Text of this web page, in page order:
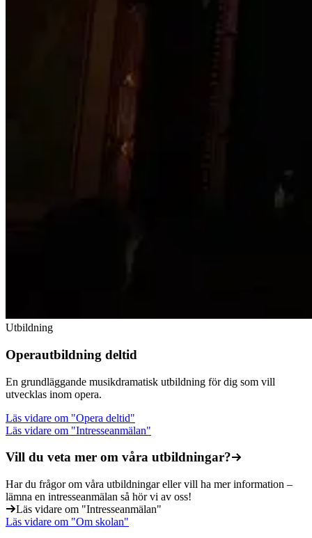
Utbildning
Operautbildning deltid
En grundläggande musikdramatisk utbildning för dig som vill
utvecklas inom opera.
Läs vidare om "Opera deltid"
Läs vidare om "Intresseanmälan"
Vill du veta mer om våra utbildningar?
Har du frågor om våra utbildningar eller vill ha mer information –
lämna en intresseanmälan så hör vi av oss!
Läs vidare om "Intresseanmälan"
Läs vidare om "Om skolan"